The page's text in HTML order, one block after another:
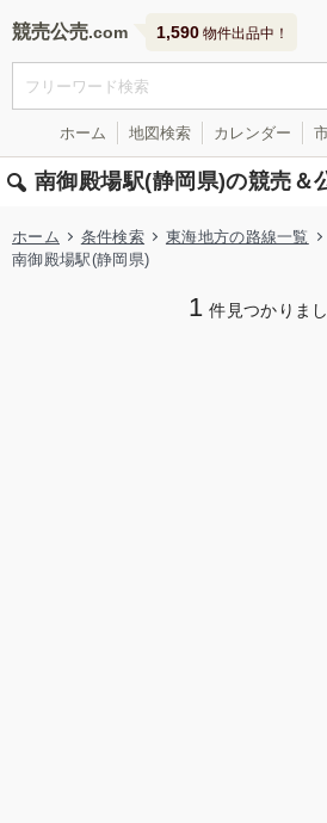
競売公売 1,590 物件出品中！
ホーム 地図検索 カレンダー
南御殿場駅(静岡県)の競売＆
ホーム 条件検索 東海地方の路線一覧
南御殿場駅(静岡県)
1 件見つかりま